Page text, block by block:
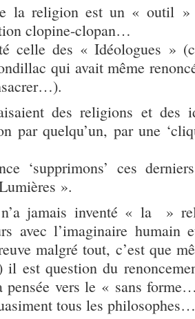
la religion est un « outil »
clopine-clopan…
celle des « Idéologues »
qui avait même
des religions et des
par quelqu’un, par une
‘supprimons’ ces
».
n’a jamais inventé « la »
avec l’imaginaire humain
malgré tout, c’est que
il est question du
pensée vers le « sans
tous les